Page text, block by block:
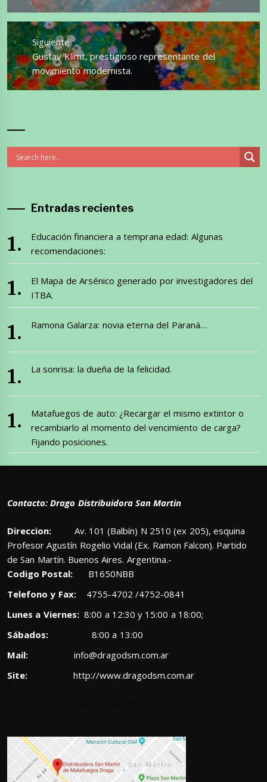
anterior:
Siguiente
Entrada
siguiente:
Gustav Klimt, prestigioso representante del
movimiento modernista.
Entradas recientes
Educación financiera a temprana edad: Algunas
recomendaciones:
El Mapa de Arsénico generado por investigadores del
ITBA.
Ramona Galarza: novia eterna del Paraná…
La sonrisa: la dueña de la felicidad.
Matafuegos de auto: ¿Recargar el mismo extintor o
recambiarlo al momento del vencimiento de carga?
Fijando posiciones.
Contacto: Drago Distribuidora San Martin
Direccion: Av. 101 (Balbín) N 2510 (ex 205), esquina
Profesor Agustín Rogelio Vidal (Ex. Ramon Falcon). Partido
de San Martín. Buenos Aires. Argentina.-
Codigo Postal: B1650NBB
Telefono y Fax:4755-4702 /4752-0841
Lunes a Viernes:8:00 a 12:30 y 15:00 a 18:00;
Sábados: 8:00 a 13:00
Mail:
info@dragodsm.com.ar
Site:
http://www.dragodsm.com.ar